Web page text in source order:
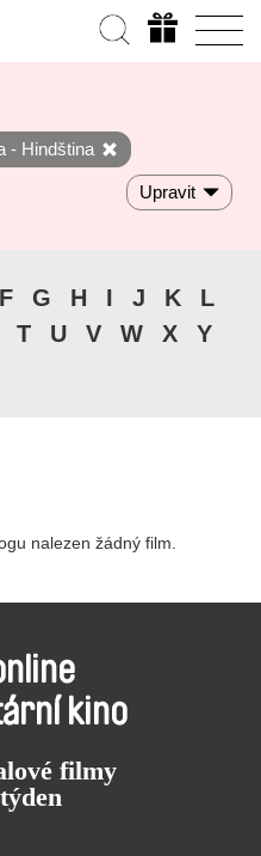
- Hindština
Upravit
F G H I J K
L
T U V W X
Y
nalezen žádný film.
kino
filmy